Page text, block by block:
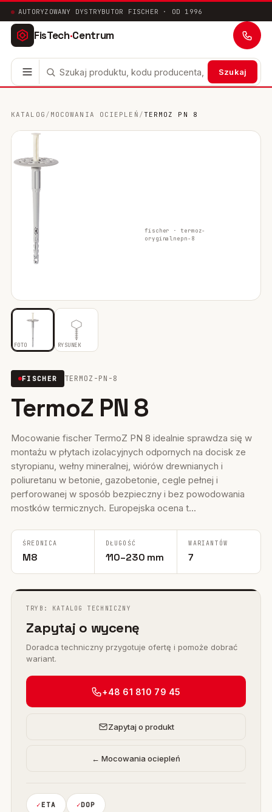
AUTORYZOWANY DYSTRYBUTOR FISCHER · OD 1996
FisTech·Centrum
Szukaj
Mocowania chemiczne 41
Mocowania ramowe
Mocowania uniwersalne
Mocowania w pustych przestrzeniach
Mocowania ociepleń 28
Mocowania do rusztowań
Wiertła i narzędzia
Mocowania elektryczne
Wkręty
Firestop 17
Uszczelniacze, piany kleje
Systemy fasadowe
KATALOG / MOCOWANIA OCIEPLEŃ /TERMOZ PN 8
FOTO RYSUNEK
fischer ·
oryginalne
termoz-
pn-8
FISCHER TERMOZ-PN-8
TermoZ PN 8
Mocowanie fischer TermoZ PN 8 idealnie sprawdza się w
montażu w płytach izolacyjnych odpornych na docisk ze
styropianu, wełny mineralnej, wiórów drewnianych i
poliuretanu w betonie, gazobetonie, cegle pełnej i
perforowanej w sposób bezpieczny i bez powodowania
mostków termicznych. Europejska ocena t...
ŚREDNICA
M8
DŁUGOŚĆ
110–230 mm
WARIANTÓW
7
TRYB: KATALOG TECHNICZNY
Zapytaj o wycenę
Doradca techniczny przygotuje ofertę i pomoże dobrać
wariant.
+48 61 810 79 45
Zapytaj o produkt
← Mocowania ociepleń
ETA DOP